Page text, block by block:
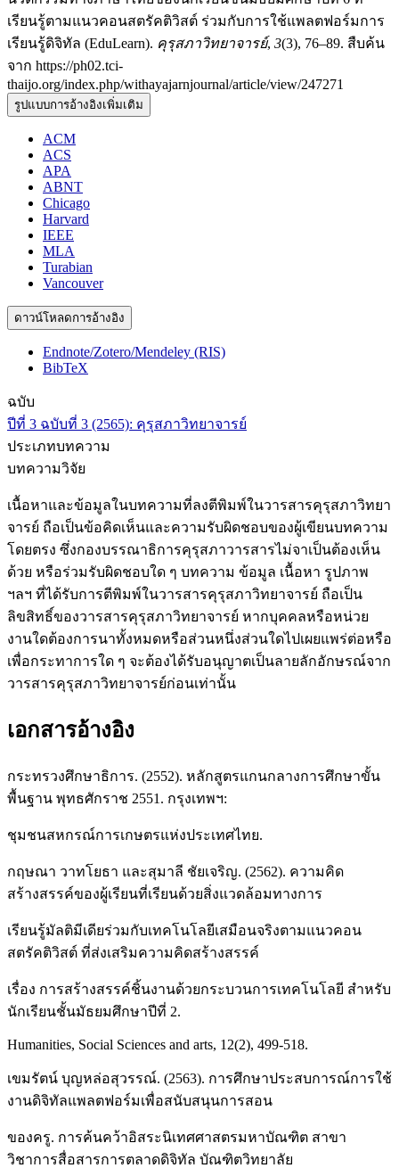
เรียนรู้ตามแนวคอนสตรัคติวิสต์ ร่วมกับการใช้แพลตฟอร์มการ
เรียนรู้ดิจิทัล (EduLearn). คุรุสภาวิทยาจารย์, 3(3), 76–89. สืบค้น
จาก https://ph02.tci-
thaijo.org/index.php/withayajarnjournal/article/view/247271
รูปแบบการอ้างอิงเพิ่มเติม
ACM
ACS
APA
ABNT
Chicago
Harvard
IEEE
MLA
Turabian
Vancouver
ดาวน์โหลดการอ้างอิง
Endnote/Zotero/Mendeley (RIS)
BibTeX
ฉบับ
ปีที่ 3 ฉบับที่ 3 (2565): คุรุสภาวิทยาจารย์
ประเภทบทความ
บทความวิจัย
เนื้อหาและข้อมูลในบทความที่ลงตีพิมพ์ในวารสารคุรุสภาวิทยา
จารย์ ถือเป็นข้อคิดเห็นและความรับผิดชอบของผู้เขียนบทความ
โดยตรง ซึ่งกองบรรณาธิการคุรุสภาวารสารไม่จาเป็นต้องเห็น
ด้วย หรือร่วมรับผิดชอบใด ๆ บทความ ข้อมูล เนื้อหา รูปภาพ
ฯลฯ ที่ได้รับการตีพิมพ์ในวารสารคุรุสภาวิทยาจารย์ ถือเป็น
ลิขสิทธิ์ของวารสารคุรุสภาวิทยาจารย์ หากบุคคลหรือหน่วย
งานใดต้องการนาทั้งหมดหรือส่วนหนึ่งส่วนใดไปเผยแพร่ต่อหรือ
เพื่อกระทาการใด ๆ จะต้องได้รับอนุญาตเป็นลายลักอักษรณ์จาก
วารสารคุรุสภาวิทยาจารย์ก่อนเท่านั้น
เอกสารอ้างอิง
กระทรวงศึกษาธิการ. (2552). หลักสูตรแกนกลางการศึกษาขั้น
พื้นฐาน พุทธศักราช 2551. กรุงเทพฯ:
ชุมชนสหกรณ์การเกษตรแห่งประเทศไทย.
กฤษณา วาทโยธา และสุมาลี ชัยเจริญ. (2562). ความคิด
สร้างสรรค์ของผู้เรียนที่เรียนด้วยสิ่งแวดล้อมทางการ
เรียนรู้มัลติมีเดียร่วมกับเทคโนโลยีเสมือนจริงตามแนวคอน
สตรัคติวิสต์ ที่ส่งเสริมความคิดสร้างสรรค์
เรื่อง การสร้างสรรค์ชิ้นงานด้วยกระบวนการเทคโนโลยี สำหรับ
นักเรียนชั้นมัธยมศึกษาปีที่ 2.
Humanities, Social Sciences and arts, 12(2), 499-518.
เขมรัตน์ บุญหล่อสุวรรณ์. (2563). การศึกษาประสบการณ์การใช้
งานดิจิทัลแพลตฟอร์มเพื่อสนับสนุนการสอน
ของครู. การค้นคว้าอิสระนิเทศศาสตรมหาบัณฑิต สาขา
วิชาการสื่อสารการตลาดดิจิทัล บัณฑิตวิทยาลัย